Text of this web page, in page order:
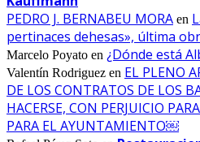
PEDRO J. BERNABEU MORA en
pertinaces dehesas», última
Marcelo Poyato en ¿Dónde está
Valentín Rodriguez en EL PLENO
DE LOS CONTRATOS DE LOS
HACERSE, CON PERJUICIO
PARA EL AYUNTAMIENTO￼